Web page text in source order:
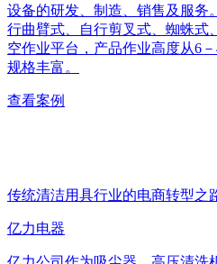
设备的研发、制造、销售及服务
行曲臂式、自行剪叉式、蜘蛛式
空作业平台，产品作业高度从6
规格丰富。
查看案例
传统清洁用具行业的电商转型之
亿力电器